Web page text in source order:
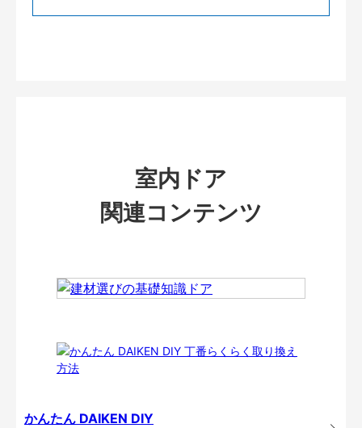
室内ドア
関連コンテンツ
かんたん DAIKEN DIY